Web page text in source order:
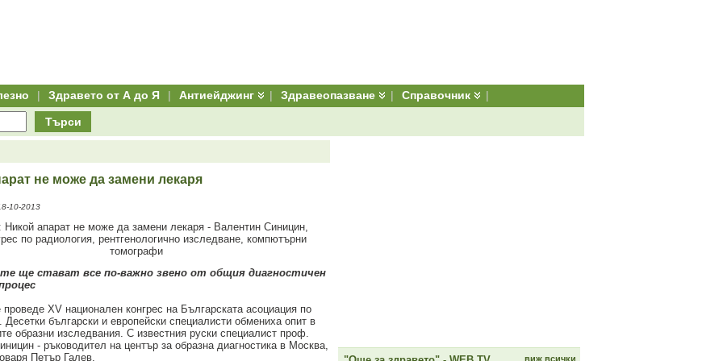
| Здравето от А до Я | Антиейджинг | Здравеопазване | Справочник |
Търси
не може да замени лекаря
10-2013
ще стават все по-важно звено от общия диагностичен
ХV национален конгрес на Българската асоциация по
Десетки български и европейски специалисти обмениха опит в
образни изследвания. С известния руски специалист проф.
- ръководител на център за образна диагностика в Москва,
Петър Галев.
виж всички